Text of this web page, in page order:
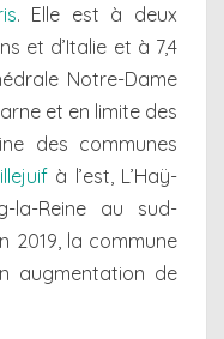
. Elle est à deux
et d’Italie et à 7,4
Notre-Dame
et en limite des
des communes
à l’est, L’Haÿ-
la-Reine au sud-
2019, la commune
augmentation de